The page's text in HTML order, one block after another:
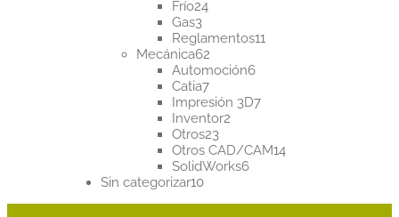
Frío2424
Gas33
productos
Reglamentos1111
Mecánica6262
productos
Automoción66
Catia77
productos
Impresión 3D77
Inventor22
Otros2323
productos
Otros CAD/CAM1414
SolidWorks66
Sin categorizar1010